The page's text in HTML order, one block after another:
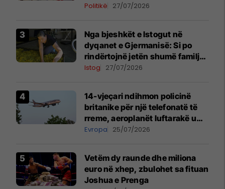
Politikë 27/07/2026
Nga bjeshkët e Istogut në
dyqanet e Gjermanisë: Si po
rindërtojnë jetën shumë familje
nga eksporti i bimëve mjekësore
Istog 27/07/2026
14-vjeçari ndihmon policinë
britanike për një telefonatë të
rreme, aeroplanët luftarakë u
ngritën në ajër për të
Mançesterit
Evropa 25/07/2026
Vetëm dy raunde dhe miliona
euro në xhep, zbulohet sa fituan
Joshua e Prenga